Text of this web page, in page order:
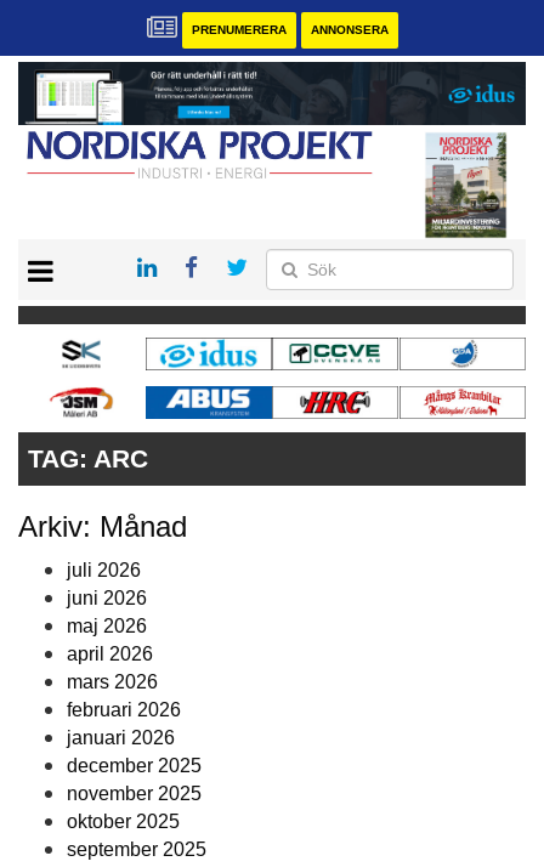
PRENUMERERA ANNONSERA
KONTAKT
VÅRA ANDRA MAGASIN
PRENUMERERA
ANNONSERA
TAG: ARC
Arkiv: Månad
juli 2026
juni 2026
maj 2026
april 2026
mars 2026
februari 2026
januari 2026
december 2025
november 2025
oktober 2025
september 2025